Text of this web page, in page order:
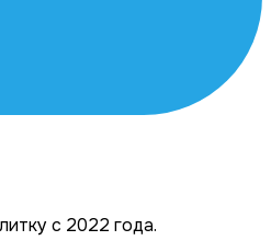
с 2022 года.